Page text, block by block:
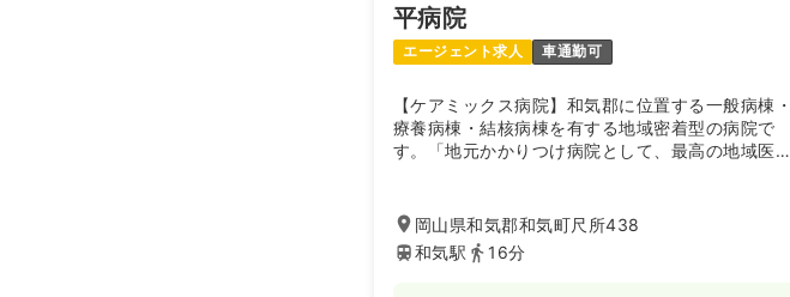
平病院
エージェント求人 車通勤可
【ケアミックス病院】和気郡に位置する一般病棟・
療養病棟・結核病棟を有する地域密着型の病院で
す。「地元かかりつけ病院として、最高の地域医療
急、慢性疾患管理、そして介護部門では訪問介護・
看護、通所リハビリテーション、訪問リハビリテー
ション等、幅広い診療とサービスで地域に貢献して
岡山県和気郡和気町尺所438
和気駅
16分